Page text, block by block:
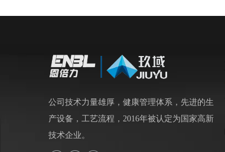
公司技术力量雄厚，健康管理体系，先进的生
产设备，工艺流程，2016年被认定为国家高新
技术企业。